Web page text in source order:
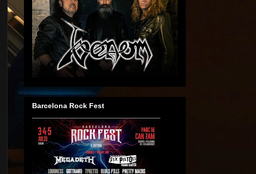
Barcelona Rock Fest